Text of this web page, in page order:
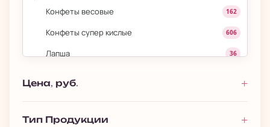
Конфеты весовые 162
Конфеты супер кислые 606
Лапша 36
Мармеладки
Цена, руб.
Тип Продукции